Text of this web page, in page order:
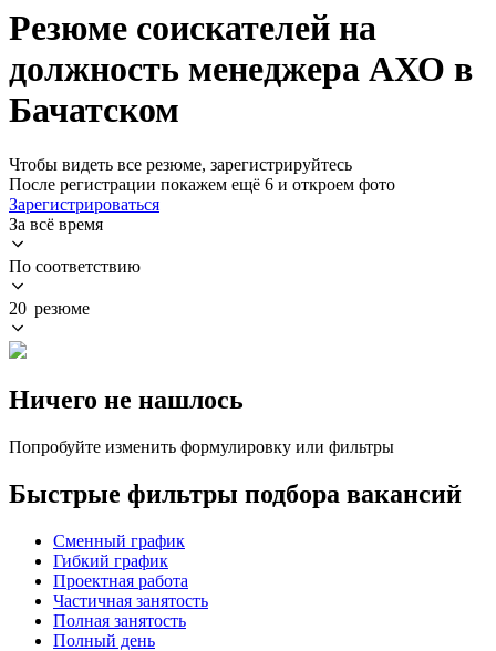
Резюме соискателей на
должность менеджера АХО в
Бачатском
Чтобы видеть все резюме, зарегистрируйтесь
После регистрации покажем ещё 6 и откроем фото
Зарегистрироваться
За всё время
По соответствию
20 резюме
Ничего не нашлось
Попробуйте изменить формулировку или фильтры
Быстрые фильтры подбора вакансий
Сменный график
Гибкий график
Проектная работа
Частичная занятость
Полная занятость
Полный день